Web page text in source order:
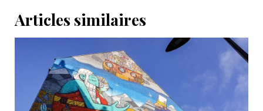
Articles similaires